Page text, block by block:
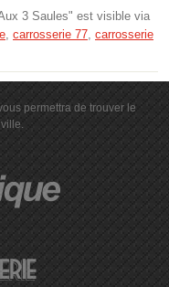
3 Saules" est visible via
carrosserie 77 carrosserie
permettra de trouver le